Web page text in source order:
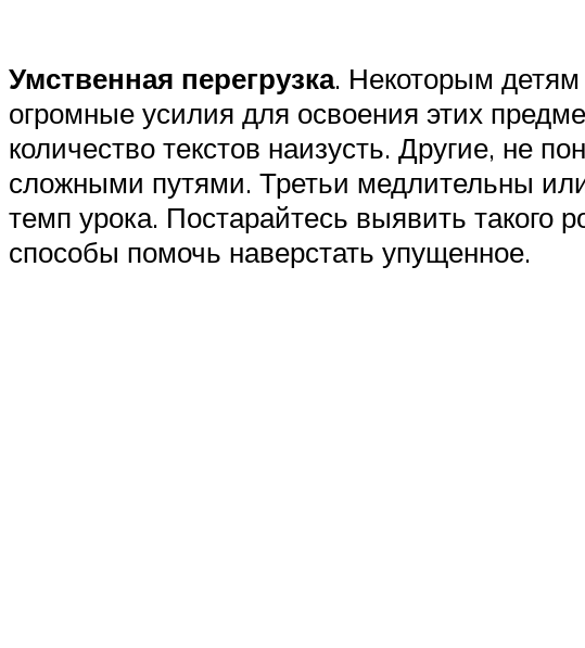
Умственная перегрузка. Некоторым детям
огромные усилия для освоения этих
количество текстов наизусть. Другие, не
сложными путями. Третьи медлительны
темп урока. Постарайтесь выявить такого
способы помочь наверстать упущенное.